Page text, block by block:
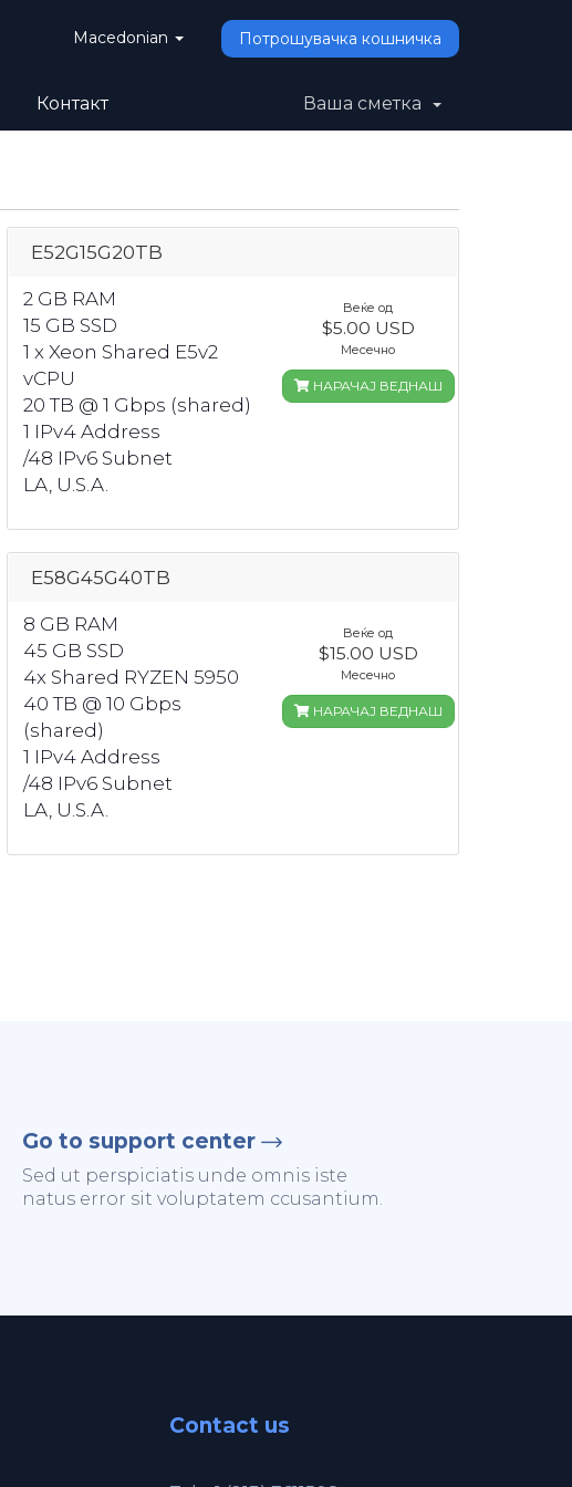
Macedonian Потрошувачка кошничка
Контакт Ваша сметка
E52G15G20TB
2 GB RAM
15 GB SSD
1 x Xeon Shared E5v2
vCPU
20 TB @ 1 Gbps (shared)
1 IPv4 Address
/48 IPv6 Subnet
LA, U.S.A.
Веќе од
$5.00 USD
Месечно
НАРАЧАЈ ВЕДНАШ
E58G45G40TB
8 GB RAM
45 GB SSD
4x Shared RYZEN 5950
40 TB @ 10 Gbps
(shared)
1 IPv4 Address
/48 IPv6 Subnet
LA, U.S.A.
Веќе од
$15.00 USD
Месечно
НАРАЧАЈ ВЕДНАШ
Go to support center
Sed ut perspiciatis unde omnis iste
natus error sit voluptatem ccusantium.
Contact us